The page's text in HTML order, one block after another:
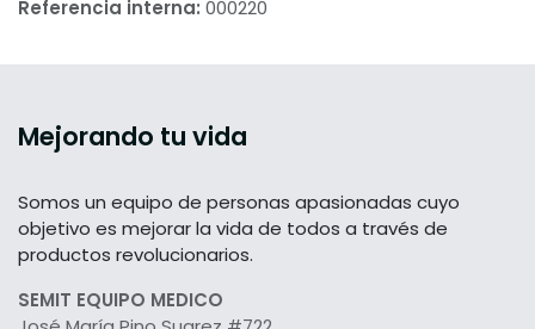
Referencia interna: 000220
Mejorando tu vida
Somos un equipo de personas apasionadas cuyo
objetivo es mejorar la vida de todos a través de
productos revolucionarios.
SEMIT EQUIPO MEDICO